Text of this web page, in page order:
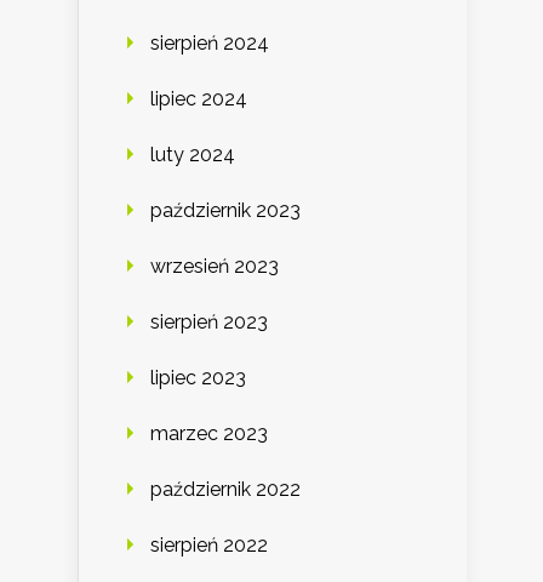
sierpień 2024
lipiec 2024
luty 2024
październik 2023
wrzesień 2023
sierpień 2023
lipiec 2023
marzec 2023
październik 2022
sierpień 2022